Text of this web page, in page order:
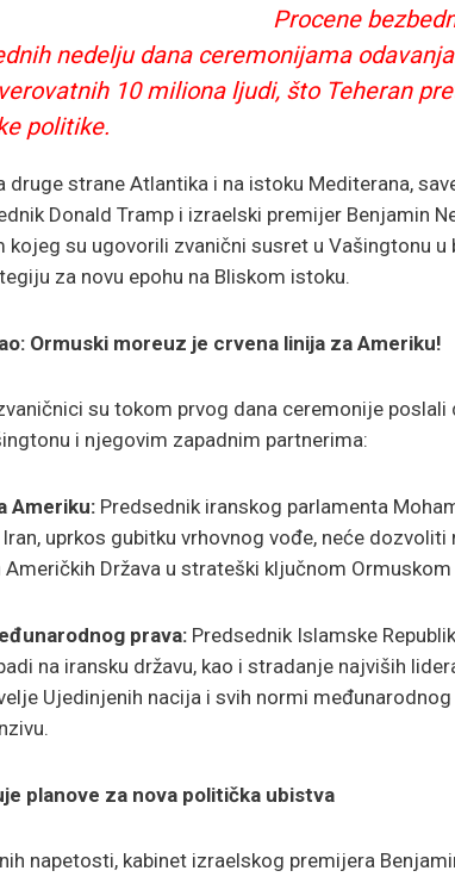
Procene
nedelju dana ceremonijama
10 miliona ljudi, što Teheran
politike.
druge strane Atlantika i na istoku Mediterana,
Donald Tramp i izraelski premijer Benjamin
kojeg su ugovorili zvanični susret u Vašingtonu
za novu epohu na Bliskom istoku.
Ormuski moreuz je crvena linija za Ameriku!
su tokom prvog dana ceremonije
i njegovim zapadnim partnerima:
Ameriku: Predsednik iranskog parlamenta
uprkos gubitku vrhovnog vođe, neće
Američkih Država u strateški ključnom
prava: Predsednik Islamske
na iransku državu, kao i stradanje najviših
Ujedinjenih nacija i svih normi
planove za nova politička ubistva
napetosti, kabinet izraelskog premijera